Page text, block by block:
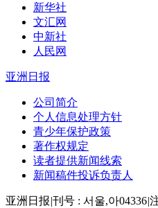
新华社
文汇网
中新社
人民网
亚洲日报
公司简介
个人信息处理方针
青少年保护政策
著作权规定
读者提供新闻线索
新闻稿件投诉负责人
亚洲日报|刊号 : 서울,아04336|